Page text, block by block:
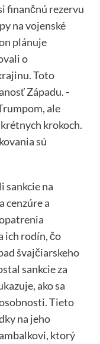
finančnú rezervu
na vojenské
plánuje
o
Toto
Západu. -
ale
krokoch.
sú
sankcie na
cenzúre a
ich rodín, čo
švajčiarskeho
sankcie za
ako sa
Tieto
na jeho
ktorý